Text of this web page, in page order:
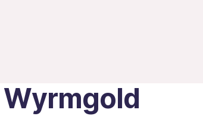
Wyrmgold